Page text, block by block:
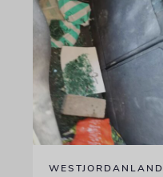
WESTJORDANLAND